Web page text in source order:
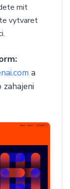
mit
vytvaret
a